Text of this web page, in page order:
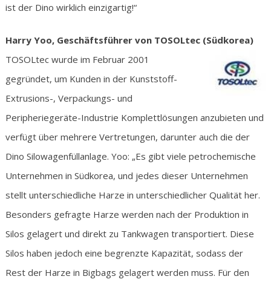
ist der Dino wirklich einzigartig!“
Harry Yoo, Geschäftsführer von TOSOLtec (Südkorea)
TOSOLtec wurde im Februar 2001
gegründet, um Kunden in der Kunststoff-
Extrusions-, Verpackungs- und
Peripheriegeräte-Industrie Komplettlösungen anzubieten und
verfügt über mehrere Vertretungen, darunter auch die der
Dino Silowagenfüllanlage. Yoo: „Es gibt viele petrochemische
Unternehmen in Südkorea, und jedes dieser Unternehmen
stellt unterschiedliche Harze in unterschiedlicher Qualität her.
Besonders gefragte Harze werden nach der Produktion in
Silos gelagert und direkt zu Tankwagen transportiert. Diese
Silos haben jedoch eine begrenzte Kapazität, sodass der
Rest der Harze in Bigbags gelagert werden muss. Für den